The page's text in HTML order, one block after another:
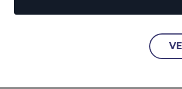
levanta el telón en Inglaterra,
España, y una semana
llegará el turno a Alemania e